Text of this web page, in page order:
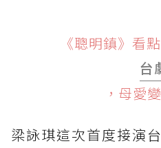
《聰明鎮》看
台
，母愛
梁詠琪這次首度接演